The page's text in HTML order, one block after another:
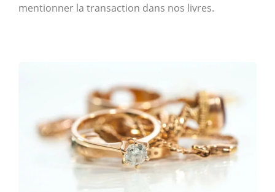
mentionner la transaction dans nos livres.